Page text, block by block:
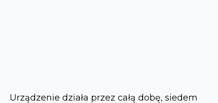
Urządzenie działa przez całą dobę, siedem